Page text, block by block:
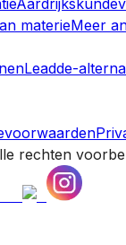
materieMeer
Leadde-
rechten